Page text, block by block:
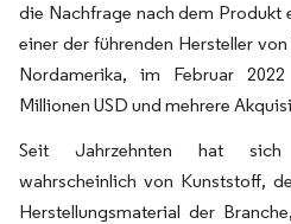
die Nachfrage nach dem Produkt
einer der führenden Hersteller
Nordamerika, im Februar
Millionen USD und mehrere
Seit Jahrzehnten hat sich
wahrscheinlich von Kunststoff,
Herstellungsmaterial der